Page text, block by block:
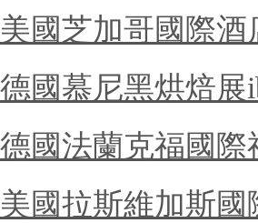
美國芝加哥國際酒
德國慕尼黑烘焙展
德國法蘭克福國際
美國拉斯維加斯